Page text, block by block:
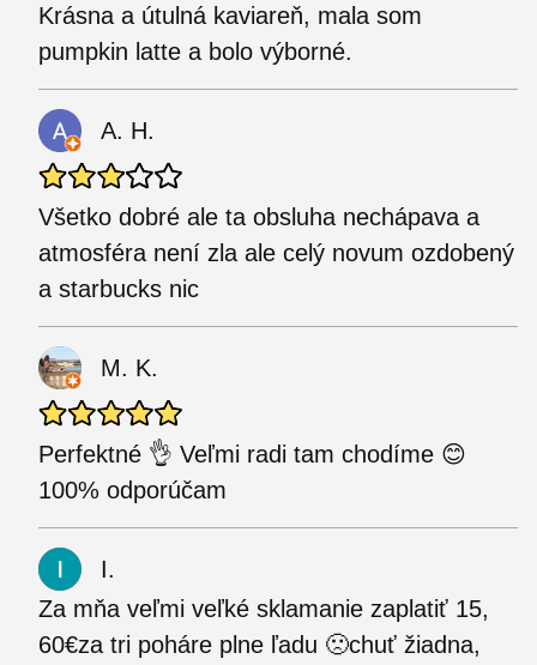
Krásna a útulná kaviareň, mala som
pumpkin latte a bolo výborné.
A. H.
Všetko dobré ale ta obsluha nechápava a
atmosféra není zla ale celý novum ozdobený
a starbucks nic
M. K.
Perfektné 👌 Veľmi radi tam chodíme 😊
100% odporúčam
I.
Za mňa veľmi veľké sklamanie zaplatiť 15,
60€za tri poháre plne ľadu 🙁chuť žiadna,